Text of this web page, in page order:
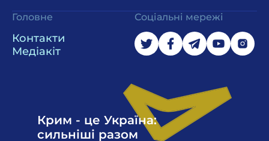
Головне
Контакти
Медіакіт
Соціальні мережі
Крим - це Україна:
сильніші разом